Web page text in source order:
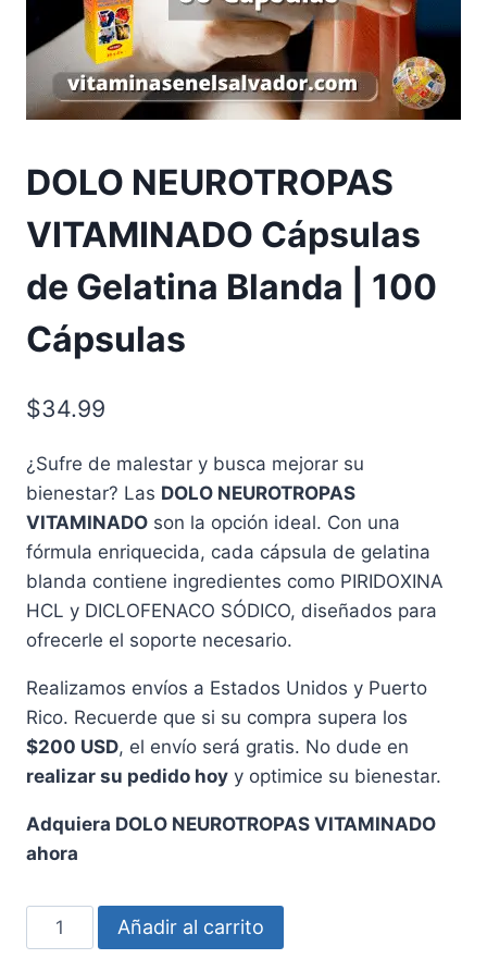
DOLO NEUROTROPAS
VITAMINADO Cápsulas
de Gelatina Blanda | 100
Cápsulas
$34.99
¿Sufre de malestar y busca mejorar su
bienestar? Las DOLO NEUROTROPAS
VITAMINADO son la opción ideal. Con una
fórmula enriquecida, cada cápsula de gelatina
blanda contiene ingredientes como PIRIDOXINA
HCL y DICLOFENACO SÓDICO, diseñados para
ofrecerle el soporte necesario.
Realizamos envíos a Estados Unidos y Puerto
Rico. Recuerde que si su compra supera los
$200 USD, el envío será gratis. No dude en
realizar su pedido hoy y optimice su bienestar.
Adquiera DOLO NEUROTROPAS VITAMINADO
ahora
DOLO
NEUROTROPAS
Añadir al carrito